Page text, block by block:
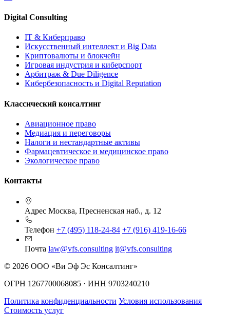
Digital Consulting
IT & Киберправо
Искусственный интеллект и Big Data
Криптовалюты и блокчейн
Игровая индустрия и киберспорт
Арбитраж & Due Diligence
Кибербезопасность и Digital Reputation
Классический консалтинг
Авиационное право
Медиация и переговоры
Налоги и нестандартные активы
Фармацевтическое и медицинское право
Экологическое право
Контакты
Адрес Москва, Пресненская наб., д. 12
Телефон +7 (495) 118-24-84 +7 (916) 419-16-66
Почта law@vfs.consulting it@vfs.consulting
© 2026 ООО «Ви Эф Эс Консалтинг»
ОГРН 1267700068085 · ИНН 9703240210
Политика конфиденциальности Условия использования
Стоимость услуг